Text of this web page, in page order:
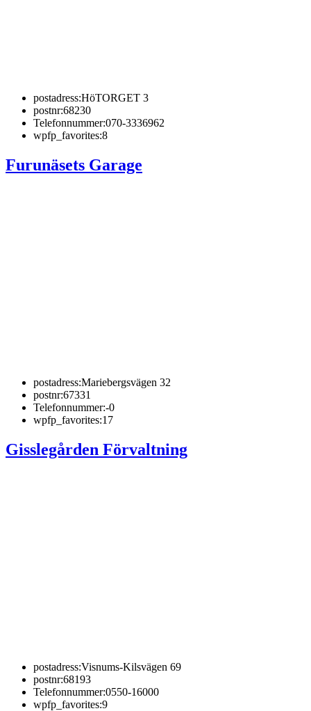
postadress:HöTORGET 3
postnr:68230
Telefonnummer:070-3336962
wpfp_favorites:8
Furunäsets Garage
postadress:Mariebergsvägen 32
postnr:67331
Telefonnummer:-0
wpfp_favorites:17
Gisslegården Förvaltning
postadress:Visnums-Kilsvägen 69
postnr:68193
Telefonnummer:0550-16000
wpfp_favorites:9